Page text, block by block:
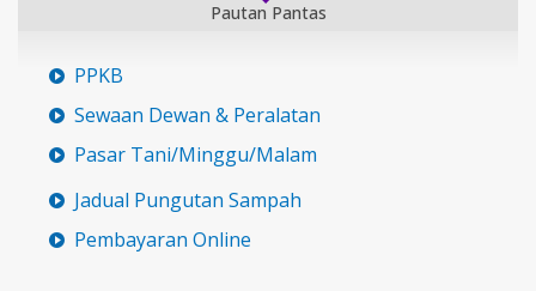
Pautan Pantas
PPKB
Sewaan Dewan & Peralatan
Pasar Tani/Minggu/Malam
Jadual Pungutan Sampah
Pembayaran Online